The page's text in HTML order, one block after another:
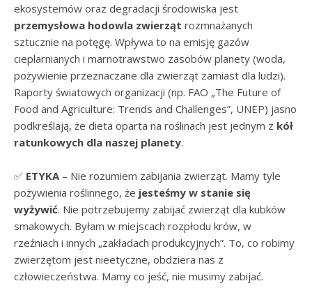
ekosystemów oraz degradacji środowiska jest
przemysłowa hodowla zwierząt rozmnażanych
sztucznie na potęgę. Wpływa to na emisję gazów
cieplarnianych i marnotrawstwo zasobów planety (woda,
pożywienie przeznaczane dla zwierząt zamiast dla ludzi).
Raporty światowych organizacji (np. FAO „The Future of
Food and Agriculture: Trends and Challenges”, UNEP) jasno
podkreślają, że dieta oparta na roślinach jest jednym z kół
ratunkowych dla naszej planety.
✅ ETYKA– Nie rozumiem zabijania zwierząt. Mamy tyle
pożywienia roślinnego, że jesteśmy w stanie się
wyżywić. Nie potrzebujemy zabijać zwierząt dla kubków
smakowych. Byłam w miejscach rozpłodu krów, w
rzeźniach i innych „zakładach produkcyjnych”. To, co robimy
zwierzętom jest nieetyczne, obdziera nas z
człowieczeństwa. Mamy co jeść, nie musimy zabijać.